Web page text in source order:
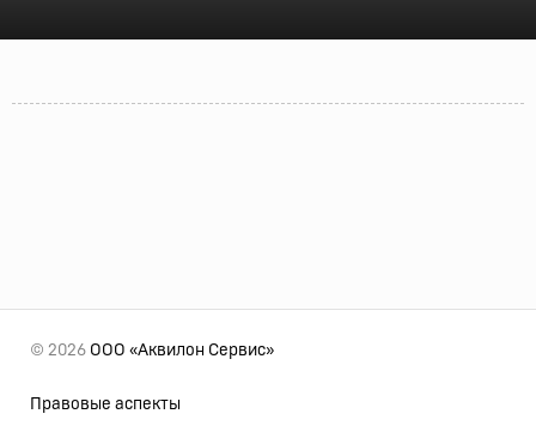
© 2026 ООО «Аквилон Сервис»
Правовые аспекты